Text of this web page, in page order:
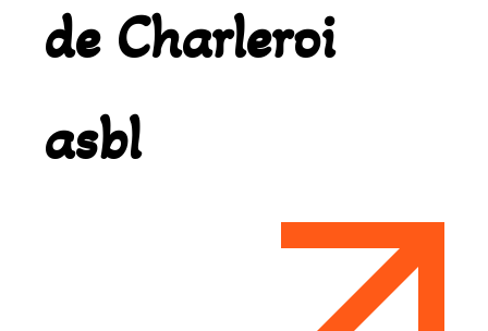
de Charleroi
asbl